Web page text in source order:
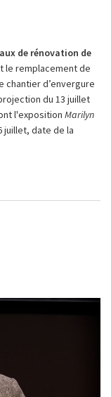
de rénovation de
le remplacement de
chantier d’envergure
du 13 juillet
l'exposition Marilyn
juillet, date de la